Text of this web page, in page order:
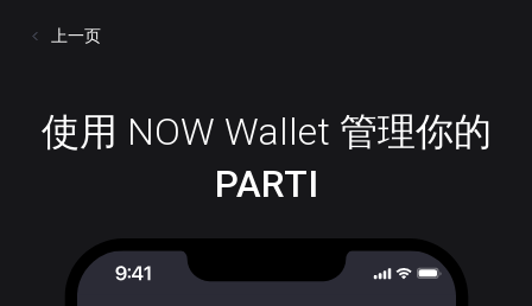
上一页
使用 NOW Wallet 管理你的
PARTI